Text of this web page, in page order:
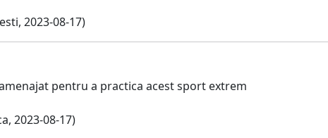
2023-08-17)
pentru a practica acest sport extrem
2023-08-17)